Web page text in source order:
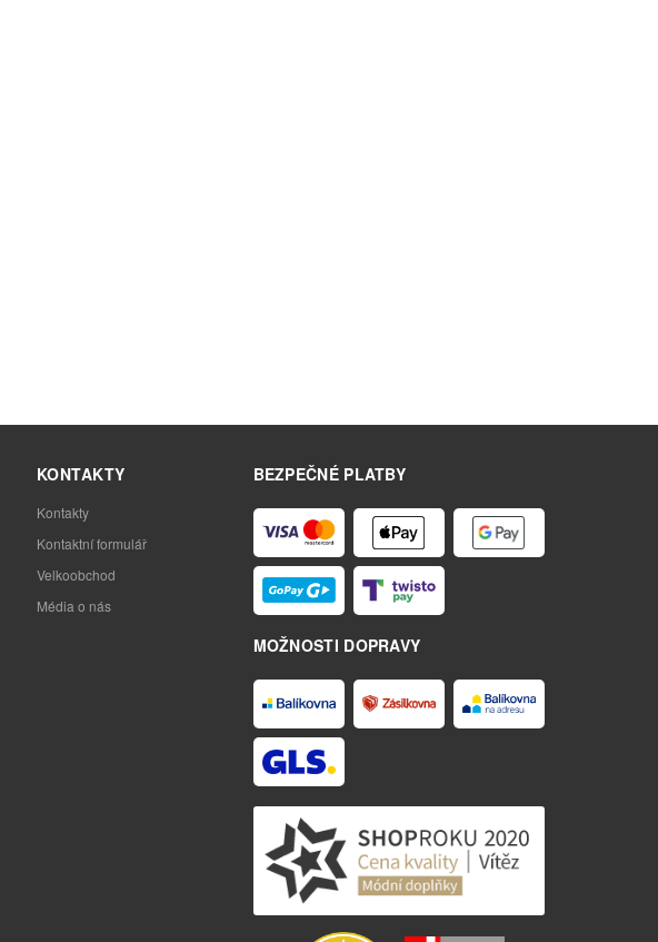
BEZPEČNÉ PLATBY
MOŽNOSTI DOPRAVY
KONTAKTY
Kontakty
Kontaktní formulář
Velkoobchod
Média o nás